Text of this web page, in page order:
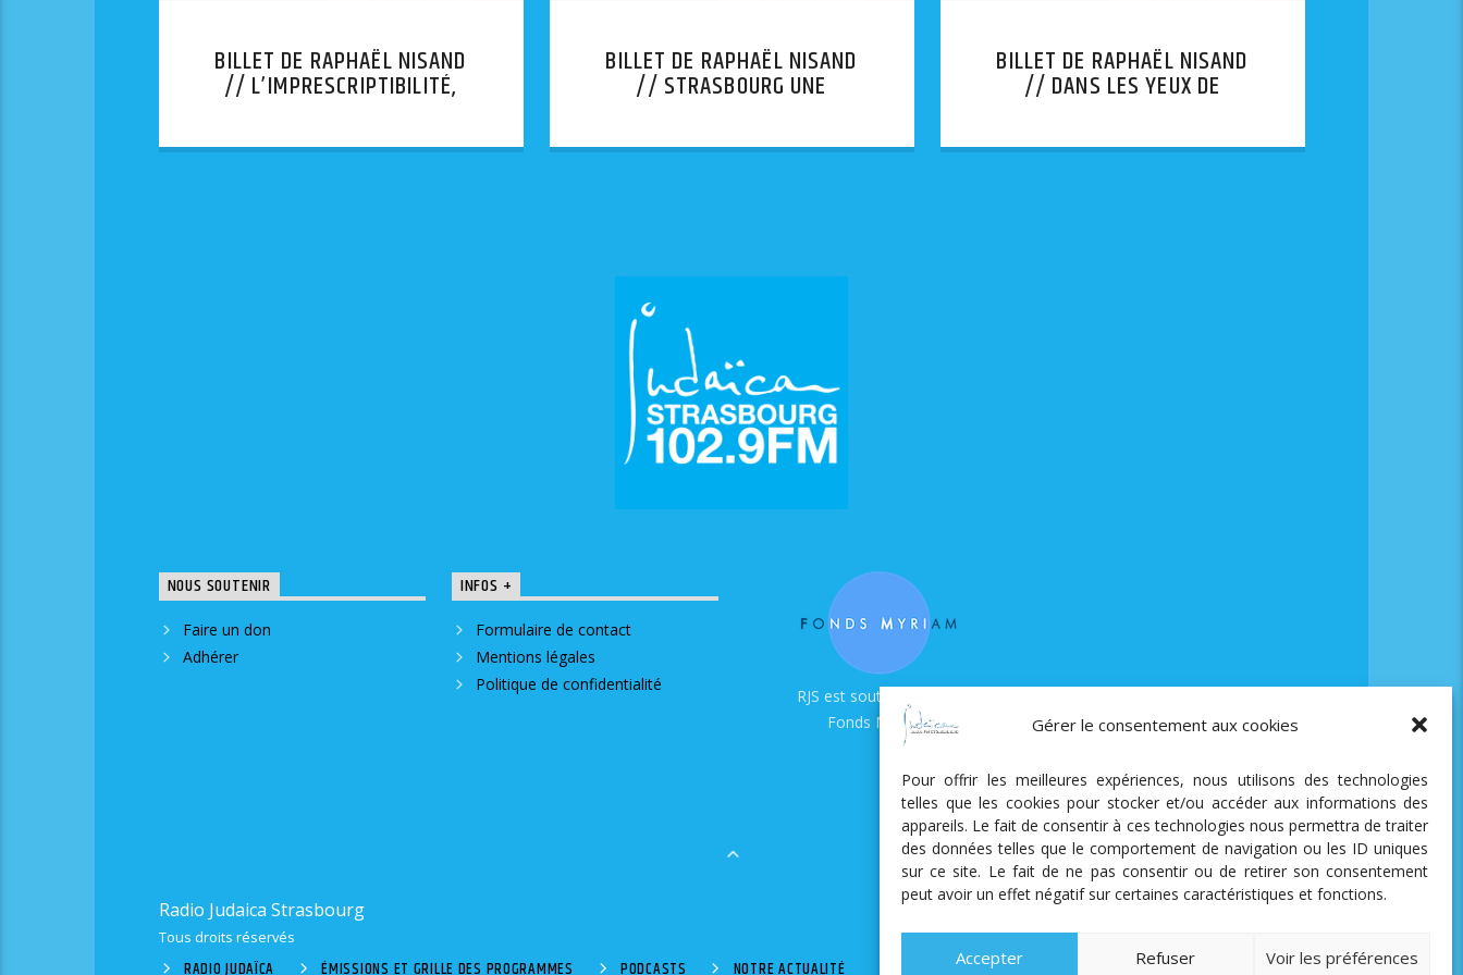
Gérer le consentement aux cookies
Pour offrir les meilleures expériences, nous utilisons des technologies
telles que les cookies pour stocker et/ou accéder aux informations des
appareils. Le fait de consentir à ces technologies nous permettra de traiter
des données telles que le comportement de navigation ou les ID uniques
sur ce site. Le fait de ne pas consentir ou de retirer son consentement
peut avoir un effet négatif sur certaines caractéristiques et fonctions.
Accepter Refuser Voir les préférences
BILLET DE RAPHAËL NISAND
// L’IMPRESCRIPTIBILITÉ,
BILLET DE RAPHAËL NISAND
// STRASBOURG UNE
LETTRES D’UNE SYNAGOGUE.
BILLET DE RAPHAËL NISAND
// DANS LES YEUX DE
NOUS SOUTENIR
Faire un don
Adhérer
INFOS +
Formulaire de contact
Mentions légales
Politique de confidentialité
RJS est soutenue par le
Fonds Myriam
Radio Judaica Strasbourg
Tous droits réservés
RADIO JUDAÏCA ÉMISSIONS ET GRILLE DES PROGRAMMES PODCASTS NOTRE ACTUALITÉ